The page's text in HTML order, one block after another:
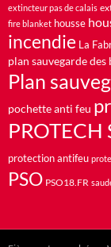
extincteur pas de calais
fire blanket housse
incendie La
plan sauvegarde
Plan
pochette anti feu
PROTECH
protection antifeu
PSO PSO18.FR